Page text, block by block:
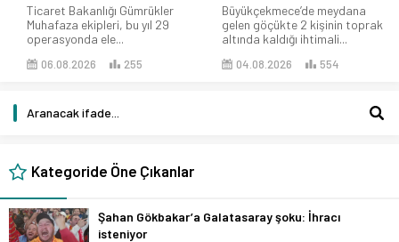
Ticaret Bakanlığı Gümrükler
Muhafaza ekipleri, bu yıl 29
operasyonda ele...
06.08.2026 255
Büyükçekmece’de meydana
gelen göçükte 2 kişinin toprak
altında kaldığı ihtimali...
04.08.2026 554
Kategoride Öne Çıkanlar
Şahan Gökbakar’a Galatasaray şoku: İhracı
isteniyor